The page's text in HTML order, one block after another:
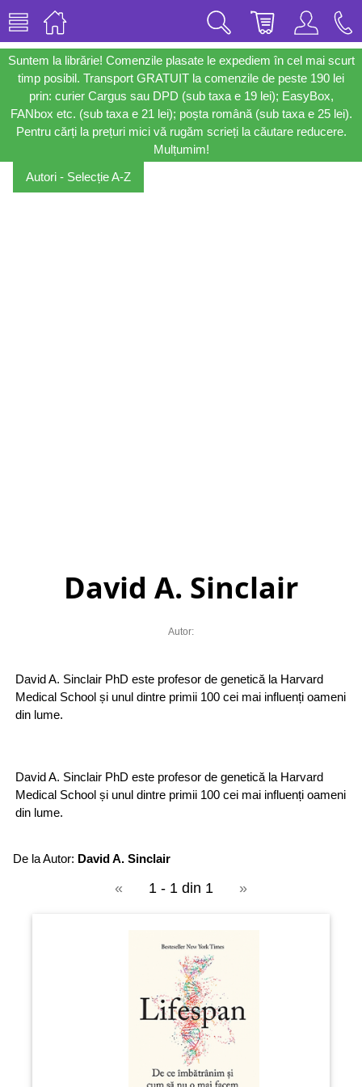
Suntem la librărie! Comenzile plasate le expediem în cel mai scurt
timp posibil. Transport GRATUIT la comenzile de peste 190 lei
prin: curier Cargus sau DPD (sub taxa e 19 lei); EasyBox,
FANbox etc. (sub taxa e 21 lei); poșta română (sub taxa e 25 lei).
Pentru cărți la prețuri mici vă rugăm scrieți la căutare reducere.
Mulțumim!
Autori - Selecție A-Z
David A. Sinclair
Autor:
David A. Sinclair PhD este profesor de genetică la Harvard
Medical School și unul dintre primii 100 cei mai influenți oameni
din lume.
David A. Sinclair PhD este profesor de genetică la Harvard
Medical School și unul dintre primii 100 cei mai influenți oameni
din lume.
De la Autor: David A. Sinclair
« 1 - 1 din 1 »